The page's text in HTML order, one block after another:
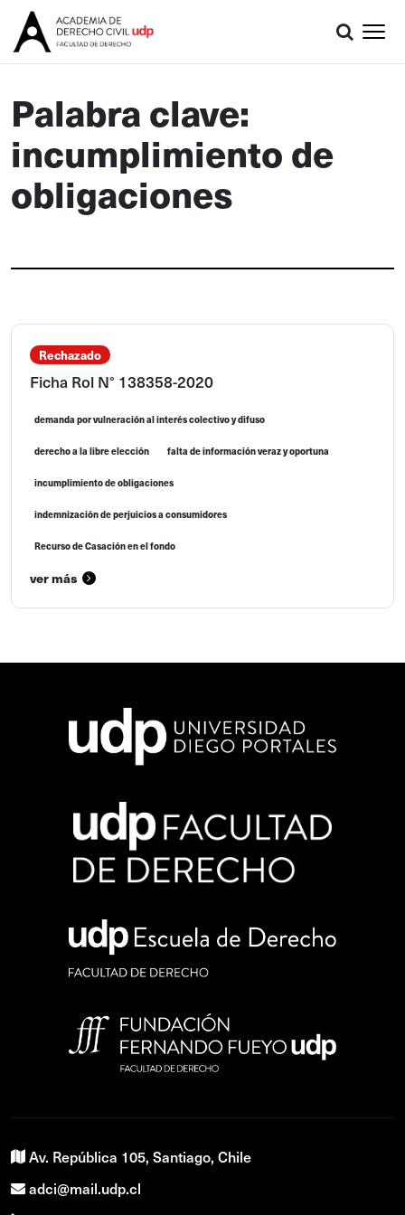
Palabra clave:
incumplimiento de
obligaciones
Rechazado
Ficha Rol N° 138358-2020
demanda por vulneración al interés colectivo y difuso
derecho a la libre elección falta de información veraz y oportuna
incumplimiento de obligaciones
indemnización de perjuicios a consumidores
Recurso de Casación en el fondo
ver más
Av. República 105, Santiago, Chile
adci@mail.udp.cl